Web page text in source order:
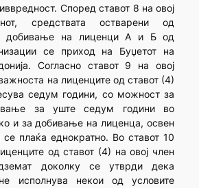
Според ставот 8 на овој
средствата остварени од
добивање на лиценци А и Б од
се приход на Буџетот на
Согласно ставот 9 на овој
на лиценците од ставот (4)
седум години, со можност за
за уште седум години во
и за добивање на лиценца, освен
се плаќа еднократно. Во ставот 10
од ставот (4) на овој член
доколку се утврди дека
исполнува некои од условите